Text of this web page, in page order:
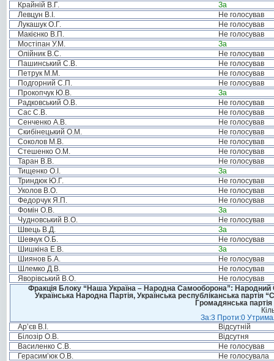
Крайній В.Г.
За
Левцун В.І.
Не голосував
Лукашук О.Г.
Не голосував
Макієнко В.П.
Не голосував
Мостіпан У.М.
За
Олійник В.С.
Не голосував
Пашинський С.В.
Не голосував
Петрук М.М.
Не голосував
Подгорний С.П.
Не голосував
Прокопчук Ю.В.
За
Радковський О.В.
Не голосував
Сас С.В.
Не голосував
Сенченко А.В.
Не голосував
Скибінецький О.М.
Не голосував
Соколов М.В.
Не голосував
Стешенко О.М.
Не голосував
Таран В.В.
Не голосував
Тищенко О.І.
За
Триндюк Ю.Г.
Не голосував
Уколов В.О.
Не голосував
Федорчук Я.П.
Не голосував
Фомін О.В.
За
Чудновський В.О.
Не голосував
Швець В.Д.
За
Шевчук О.Б.
Не голосував
Шишкіна Е.В.
За
Шиянов Б.А.
Не голосував
Шлемко Д.В.
Не голосував
Яворівський В.О.
Не голосував
Фракція Блоку “Наша Україна – Народна Самооборона”: Народний
Українська Народна Партія, Українська республіканська
Громадянська
За:3 Проти:0
Ар’єв В.І.
Відсутній
Білозір О.В.
Відсутня
Василенко С.В.
Не голосував
Герасим’юк О.В.
Не голосувала